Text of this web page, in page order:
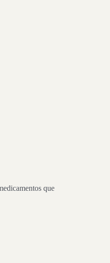
que